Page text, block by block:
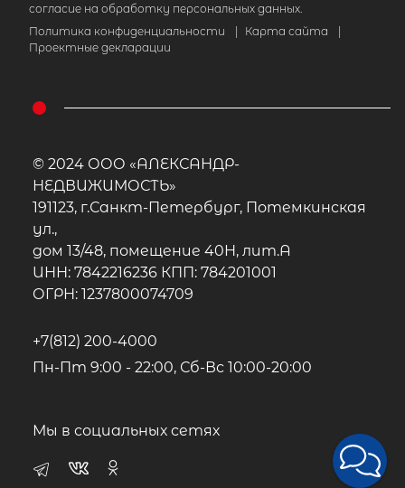
согласие на обработку персональных данных.
Политика конфиденциальности
Карта сайта
Проектные декларации
© 2024 ООО «АЛЕКСАНДР-
НЕДВИЖИМОСТЬ»
191123, г.Санкт-Петербург, Потемкинская
ул.,
дом 13/48, помещение 40Н, лит.А
ИНН: 7842216236 КПП: 784201001
ОГРН: 1237800074709
+7(812) 200-4000
Пн-Пт 9:00 - 22:00, Сб-Вс 10:00-20:00
Мы в социальных сетях